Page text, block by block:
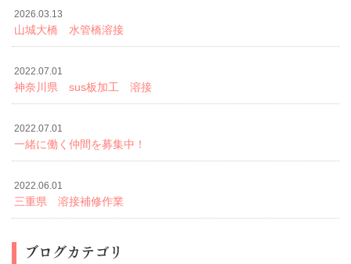
2026.03.13
山城大橋 水管橋溶接
2022.07.01
神奈川県 sus板加工 溶接
2022.07.01
一緒に働く仲間を募集中！
2022.06.01
三重県 溶接補修作業
ブログカテゴリ